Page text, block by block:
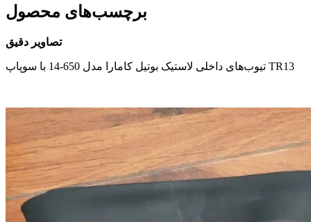
برچسب‌های محصول
تصاویر دقیق
تیوب‌های داخلی لاستیک بوتیل کامارا مدل 650-14 با سوپاپ TR13